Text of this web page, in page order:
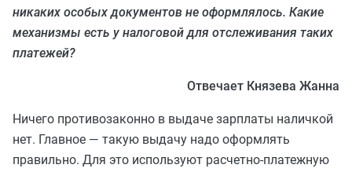
никаких особых документов не оформлялось. Какие
механизмы есть у налоговой для отслеживания таких
платежей?
Отвечает Князева Жанна
Ничего противозаконно в выдаче зарплаты наличкой
нет. Главное — такую выдачу надо оформлять
правильно. Для это используют расчетно-платежную